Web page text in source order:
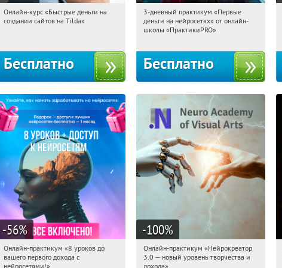
12:10:16 Получили:
Онлайн-курс «Быстрые деньги на
создании сайтов на Tilda»
Бесплатно
12:10:16 Получили:
Россия
3-дневный практикум «Первые
деньги на нейросетях» от онлайн-
школы «ПрактикиPRO»
Бесплатно
-56%
12:10:16 Получили:
Россия
Онлайн-практикум «8 уроков до
вашего первого дохода с
нейросетями!»
-100%
12:10:16 Получили:20
Россия
Онлайн-практикум «Нейрокреатор
3.0 — новый уровень творчества и
дохода»